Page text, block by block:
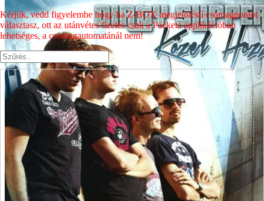
Kérjük, vedd figyelembe hogy ha Z-BOX megjelölésű csomagpontot
választasz, ott az utánvétes fizetés csak a Packeta applikációban
lehetséges, a csomagautomatánál nem!